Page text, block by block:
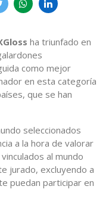
ha triunfado en
como mejor
en esta categoría
que se han
seleccionados
a la hora de valorar
al mundo
jurado, excluyendo a
puedan participar en